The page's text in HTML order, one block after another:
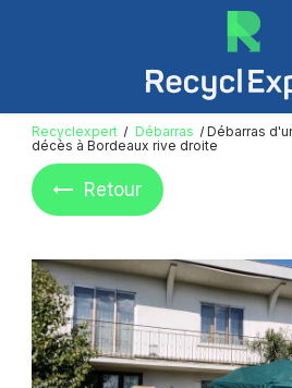
Recyclexpert Débarras
Débarras
décès à Bordeaux rive droite
Retour
Panneau de gestion des cookies